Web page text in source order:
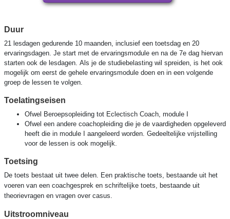
Duur
21 lesdagen gedurende 10 maanden, inclusief een toetsdag en 20
ervaringsdagen. Je start met de ervaringsmodule en na de 7e dag hiervan
starten ook de lesdagen. Als je de studiebelasting wil spreiden, is het ook
mogelijk om eerst de gehele ervaringsmodule doen en in een volgende
groep de lessen te volgen.
Toelatingseisen
Ofwel Beroepsopleiding tot Eclectisch Coach, module I
Ofwel een andere coachopleiding die je de vaardigheden opgeleverd
heeft die in module I aangeleerd worden. Gedeeltelijke vrijstelling
voor de lessen is ook mogelijk.
Toetsing
De toets bestaat uit twee delen. Een praktische toets, bestaande uit het
voeren van een coachgesprek en schriftelijke toets, bestaande uit
theorievragen en vragen over casus.
Uitstroomniveau